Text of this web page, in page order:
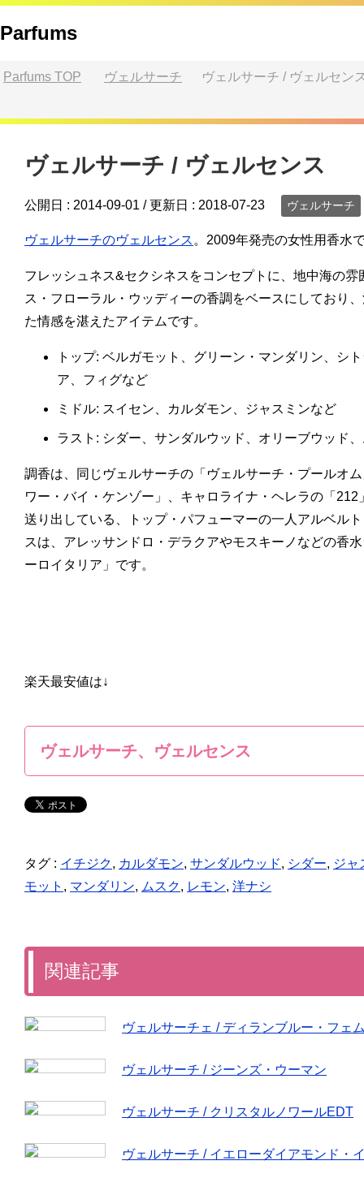
Parfums
Parfums TOP ヴェルサーチ ヴェルサーチ / ヴェルセン
ヴェルサーチ / ヴェルセンス
公開日 : 2014-09-01 / 更新日 : 2018-07-23 ヴェルサーチ
ヴェルサーチのヴェルセンス 。2009年発売の女性用香水
フレッシュネス&セクシネスをコンセプトに、地中海の雰
ス・フローラル・ウッディーの香調をベースにしており
た情感を湛えたアイテムです。
トップ: ベルガモット、グリーン・マンダリン、シ
ア、フィグなど
ミドル: スイセン、カルダモン、ジャスミンなど
ラスト: シダー、サンダルウッド、オリーブウッド
調香は、同じヴェルサーチの「ヴェルサーチ・プールオ
ワー・バイ・ケンゾー」、キャロライナ・ヘレラの「
送り出している、トップ・パフューマーの一人アルベル
スは、アレッサンドロ・デラクアやモスキーノなどの香
ーロイタリア」です。
楽天最安値は↓
ヴェルサーチ、ヴェルセンス
タグ : イチジク, カルダモン, サンダルウッド, シダー, ジャ
モット , マンダリン, ムスク, レモン, 洋ナシ
関連記事
ヴェルサーチェ / ディランブルー・フェ
ヴェルサーチ / ジーンズ・ウーマン
ヴェルサーチ / クリスタルノワールEDT
ヴェルサーチ / イエローダイアモンド・